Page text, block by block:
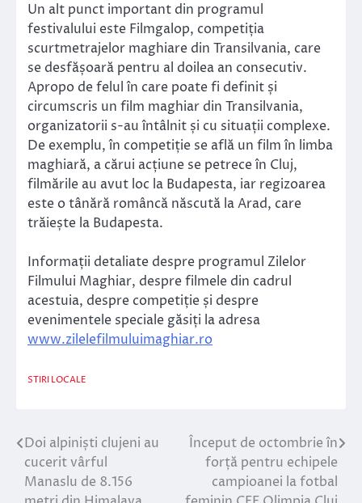
Un alt punct important din programul
festivalului este Filmgalop, competiția
scurtmetrajelor maghiare din Transilvania, care
se desfășoară pentru al doilea an consecutiv.
Apropo de felul în care poate fi definit și
circumscris un film maghiar din Transilvania,
organizatorii s-au întâlnit și cu situații complexe.
De exemplu, în competiție se află un film în limba
maghiară, a cărui acțiune se petrece în Cluj,
filmările au avut loc la Budapesta, iar regizoarea
este o tânără româncă născută la Arad, care
trăiește la Budapesta.
Informații detaliate despre programul Zilelor
Filmului Maghiar, despre filmele din cadrul
acestuia, despre competiție și despre
evenimentele speciale găsiți la adresa
www.zilelefilmuluimaghiar.ro
STIRI LOCALE
Navigare
în
Doi alpiniști clujeni au
cucerit vârful
Manaslu de 8.156
Început de octombrie în
forță pentru echipele
campioanei la fotbal